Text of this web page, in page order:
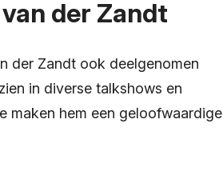
der Zandt
der Zandt ook deelgenomen
in diverse talkshows en
maken hem een geloofwaardige